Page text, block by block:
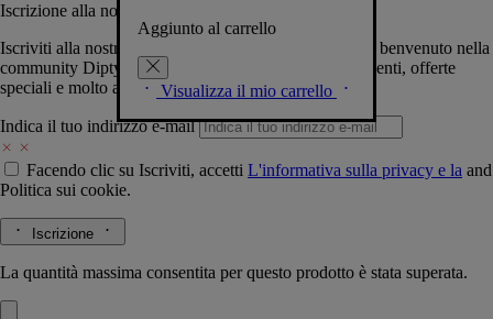
Aggiunto al carrello
Visualizza il mio carrello
Iscrizione alla nostra Newsletter
Iscriviti alla nostra newsletter per permetterci di darti il benvenuto nella
community Diptyque e tenerti al corrente su novità, eventi, offerte
speciali e molto altro.
Indica il tuo indirizzo e-mail
Facendo clic su Iscriviti, accetti L'informativa sulla privacy e la and
Politica sui cookie.
Iscrizione
La quantità massima consentita per questo prodotto è stata superata.